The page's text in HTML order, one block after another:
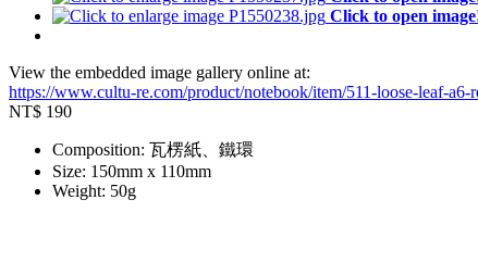
Click to open
View the embedded image gallery online at:
https://www.cultu-re.com/product/notebook/item/511-loose-leaf-
NT$ 190
Composition: 瓦楞紙、鐵環
Size: 150mm x 110mm
Weight: 50g